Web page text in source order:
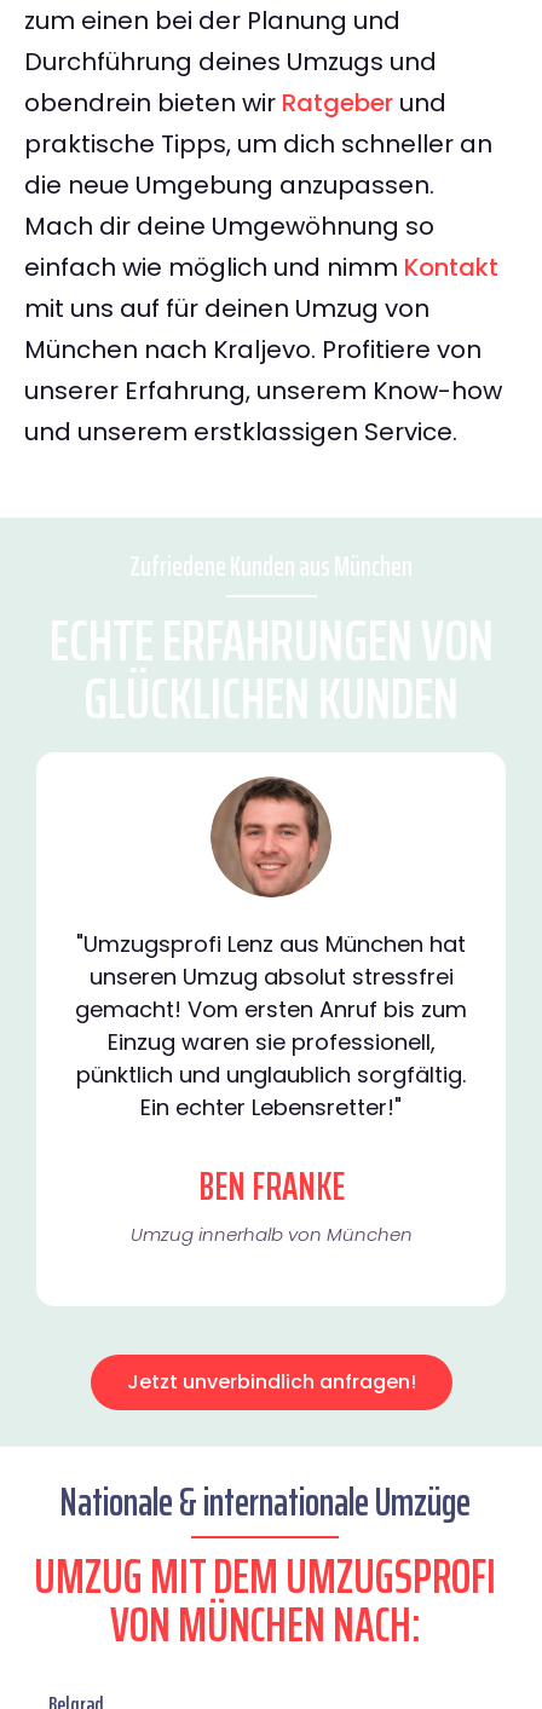
zum einen bei der Planung und
Durchführung deines Umzugs und
obendrein bieten wir Ratgeber und
praktische Tipps, um dich schneller an
die neue Umgebung anzupassen.
Mach dir deine Umgewöhnung so
einfach wie möglich und nimm Kontakt
mit uns auf für deinen Umzug von
München nach Kraljevo. Profitiere von
unserer Erfahrung, unserem Know-how
und unserem erstklassigen Service.
Zufriedene Kunden aus München
ECHTE ERFAHRUNGEN VON
GLÜCKLICHEN KUNDEN
"Umzugsprofi Lenz aus München hat
unseren Umzug absolut stressfrei
gemacht! Vom ersten Anruf bis zum
Einzug waren sie professionell,
pünktlich und unglaublich sorgfältig.
Ein echter Lebensretter!"
BEN FRANKE
Umzug innerhalb von München​
Jetzt unverbindlich anfragen!
Nationale & internationale Umzüge
UMZUG MIT DEM UMZUGSPROFI
VON MÜNCHEN NACH: